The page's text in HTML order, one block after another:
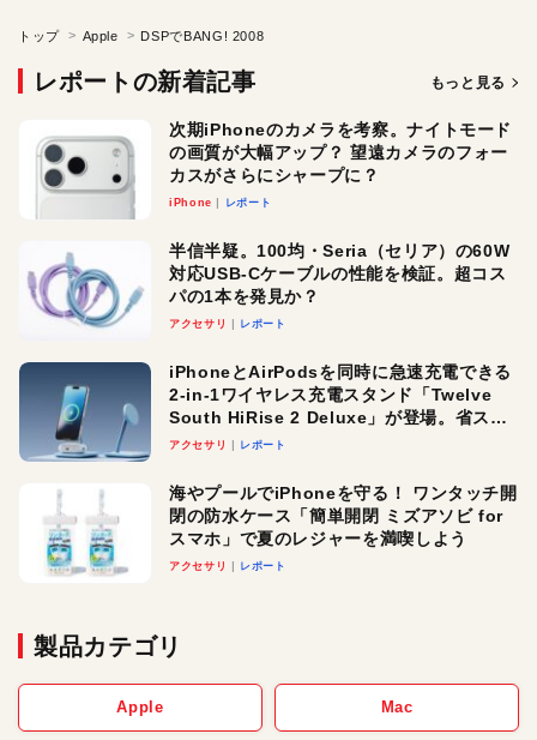
トップ Apple DSPでBANG! 2008
レポートの新着記事 もっと見る
次期iPhoneのカメラを考察。ナイトモード
の画質が大幅アップ？ 望遠カメラのフォー
カスがさらにシャープに？
iPhone レポート
半信半疑。100均・Seria（セリア）の60W
対応USB-Cケーブルの性能を検証。超コス
パの1本を発見か？
アクセサリ レポート
iPhoneとAirPodsを同時に急速充電できる
2-in-1ワイヤレス充電スタンド「Twelve
South HiRise 2 Deluxe」が登場。省スペ
ースでおしゃれに充電したい人にオスス
アクセサリ レポート
海やプールでiPhoneを守る！ ワンタッチ開
閉の防水ケース「簡単開閉 ミズアソビ for
スマホ」で夏のレジャーを満喫しよう
アクセサリ レポート
製品カテゴリ
Apple Mac